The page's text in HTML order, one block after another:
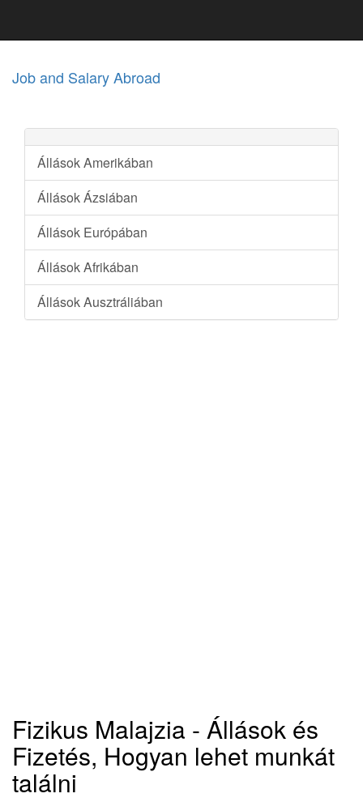
Job and Salary Abroad
Állások Amerikában
Állások Ázsiában
Állások Európában
Állások Afrikában
Állások Ausztráliában
Fizikus Malajzia - Állások és
Fizetés, Hogyan lehet munkát
találni